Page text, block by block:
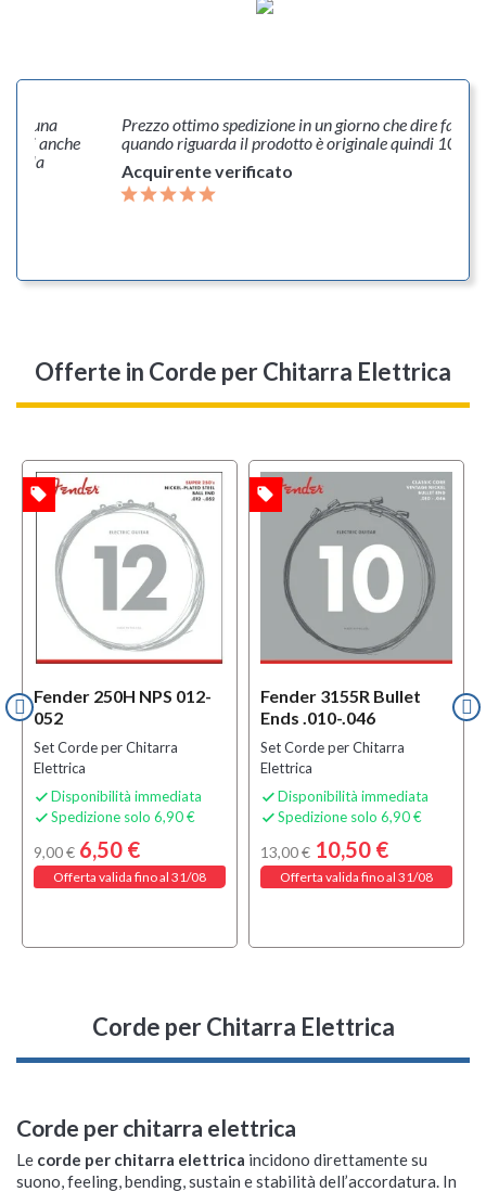
una
anche
nella
Prezzo ottimo spedizione in un giorno che dire
quando riguarda il prodotto è originale quindi 10 e
Acquirente verificato
Offerte in Corde per Chitarra Elettrica
Fender 250H NPS 012-
052
Set Corde per Chitarra
Elettrica
 Disponibilità immediata
 Spedizione solo 6,90 €
9,00 € 6,50 €
Offerta valida fino al 31/08
local_offer
Fender 3155R Bullet
Ends .010-.046
Set Corde per Chitarra
Elettrica
 Disponibilità immediata
 Spedizione solo 6,90 €
13,00 € 10,50 €
Offerta valida fino al 31/08
OFFERTA local_offer OFFERTA
MULTIPACK
Corde per Chitarra Elettrica
Corde per chitarra elettrica
Le corde per chitarra elettrica incidono direttamente su
suono, feeling, bending, sustain e stabilità dell’accordatura. In